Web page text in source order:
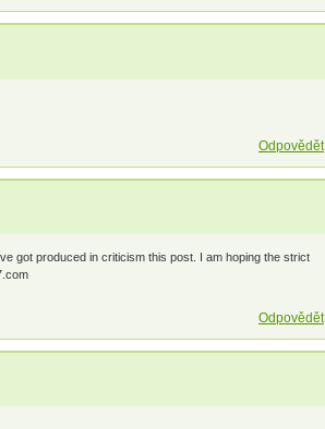
Odpovědět
got produced in criticism this post. I am hoping the strict
Odpovědět